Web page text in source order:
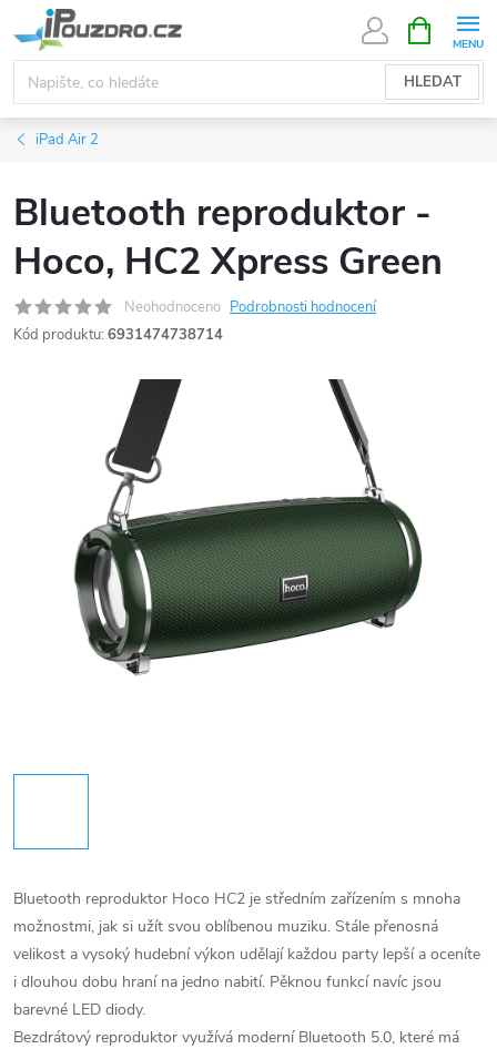
na
obsah
HLEDAT
NÁKUPNÍ
KOŠÍK
iPad Air 2
Bluetooth reproduktor -
Hoco, HC2 Xpress Green
Neohodnoceno Podrobnosti hodnocení
Kód produktu: 6931474738714
Bluetooth reproduktor Hoco HC2 je středním zařízením s mnoha
možnostmi, jak si užít svou oblíbenou muziku. Stále přenosná
velikost a vysoký hudební výkon udělají každou party lepší a oceníte
i dlouhou dobu hraní na jedno nabití. Pěknou funkcí navíc jsou
barevné LED diody.
Bezdrátový reproduktor využívá moderní Bluetooth 5.0, které má